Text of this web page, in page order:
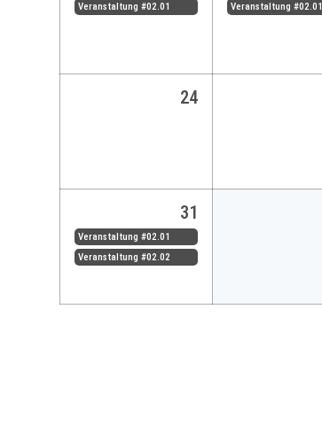
Veranstaltung #02.01 Veranstaltung #02.01
24
31
Veranstaltung #02.01
Veranstaltung #02.02